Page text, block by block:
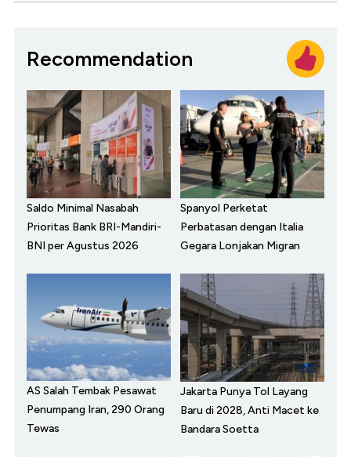
Recommendation
Saldo Minimal Nasabah
Prioritas Bank BRI-Mandiri-
BNI per Agustus 2026
Spanyol Perketat
Perbatasan dengan Italia
Gegara Lonjakan Migran
AS Salah Tembak Pesawat
Penumpang Iran, 290 Orang
Tewas
Jakarta Punya Tol Layang
Baru di 2028, Anti Macet ke
Bandara Soetta